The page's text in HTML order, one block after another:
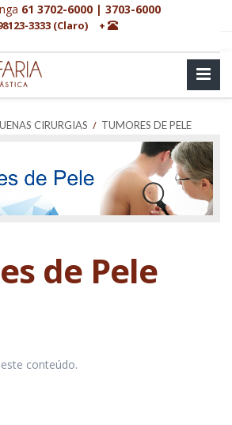
61 3702-6000 | 3703-6000
3333 (Claro) +
CIRURGIAS / TUMORES DE PELE
de Pele
conteúdo.